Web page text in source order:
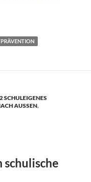
SCHULEIGENES
AUSSEN ,